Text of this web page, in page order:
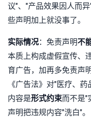
议"、"产品效果因人而
些声明加上就没事了。
实际情况：免责声明不
本质上构成虚假宣传、
育广告，加再多免责声
《广告法》对"医疗、
内容是形式约束而不是"
声明把违规内容"洗白"。